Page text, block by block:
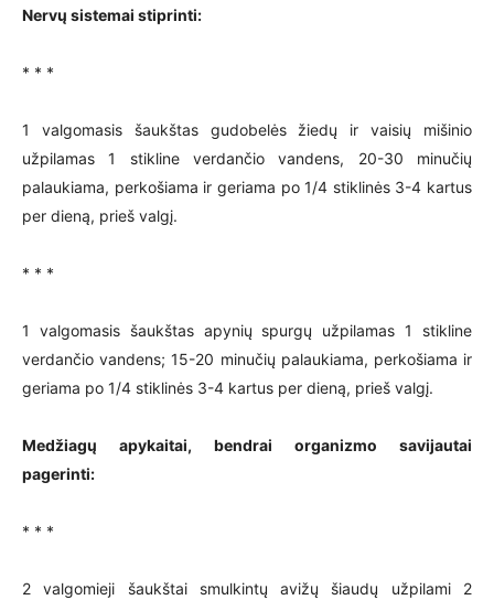
Nervų sistemai stiprinti:
* * *
1 valgomasis šaukštas gudobelės žiedų ir vaisių mišinio
užpilamas 1 stikline verdančio vandens, 20-30 minučių
palaukiama, perkošiama ir geriama po 1/4 stiklinės 3-4 kartus
per dieną, prieš valgį.
* * *
1 valgomasis šaukštas apynių spurgų užpilamas 1 stikline
verdančio vandens; 15-20 minučių palaukiama, perkošiama ir
geriama po 1/4 stiklinės 3-4 kartus per dieną, prieš valgį.
Medžiagų apykaitai, bendrai organizmo savijautai
pagerinti:
* * *
2 valgomieji šaukštai smulkintų avižų šiaudų užpilami 2